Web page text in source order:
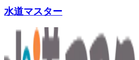
水道マスター